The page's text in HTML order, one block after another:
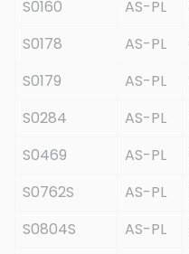
S0160 AS-PL
S0178
AS-PL
S0179
AS-PL
S0284
AS-PL
S0469
AS-PL
S0762S
AS-PL
S0804S
AS-PL